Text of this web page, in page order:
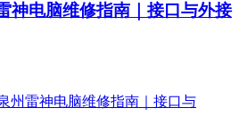
神电脑维修指南｜接口与外接